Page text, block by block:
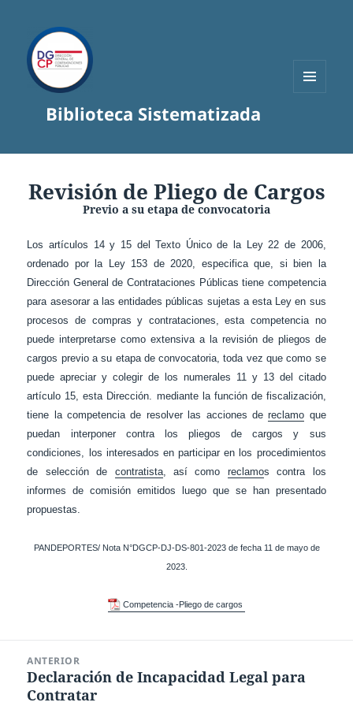
Biblioteca Sistematizada
Revisión de Pliego de Cargos
Previo a su etapa de convocatoria
Los artículos 14 y 15 del Texto Único de la Ley 22 de 2006,
ordenado por la Ley 153 de 2020, especifica que, si bien la
Dirección General de Contrataciones Públicas tiene competencia
para asesorar a las entidades públicas sujetas a esta Ley en sus
procesos de compras y contrataciones, esta competencia no
puede interpretarse como extensiva a la revisión de pliegos de
cargos previo a su etapa de convocatoria, toda vez que como se
puede apreciar y colegir de los numerales 11 y 13 del citado
artículo 15, esta Dirección. mediante la función de fiscalización,
tiene la competencia de resolver las acciones dereclamo que
puedan interponer contra los pliegos de cargos y sus
condiciones, los interesados en participar en los procedimientos
de selección de contratista, así como reclamos contra los
informes de comisión emitidos luego que se han presentado
propuestas.
PANDEPORTES/ Nota N°DGCP-DJ-DS-801-2023 de fecha 11 de mayo de
2023.
Competencia -Pliego de cargos
entradas
ANTERIOR
Entrada
anterior:
Declaración de Incapacidad Legal para
Contratar